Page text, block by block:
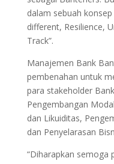
dalam sebuah
different, Resilience,
Track”.
Manajemen Bank
pembenahan untuk
para stakeholder
Pengembangan
dan Likuiditas,
dan Penyelarasan
“Diharapkan semoga